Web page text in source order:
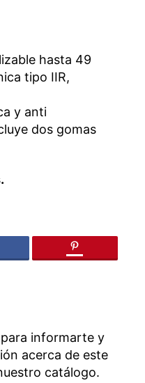
hasta 49
tipo IIR,
y anti
dos gomas
pinteres
informarte y
acerca de este
catálogo.